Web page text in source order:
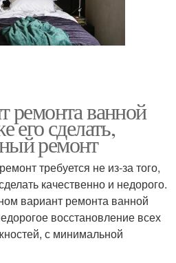
ремонта ванной
его сделать,
ремонт
требуется не из-за того,
качественно и недорого.
вариант ремонта ванной
восстановление всех
с минимальной